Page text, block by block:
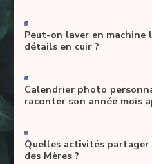
-
Peut-on laver en machine
détails en cuir ?
-
Calendrier photo
raconter son année mois
-
Quelles activités partager
des Mères ?